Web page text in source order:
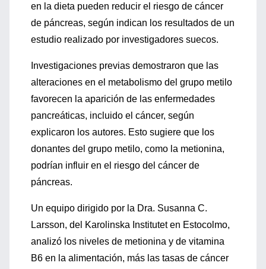
en la dieta pueden reducir el riesgo de cáncer
de páncreas, según indican los resultados de un
estudio realizado por investigadores suecos.
Investigaciones previas demostraron que las
alteraciones en el metabolismo del grupo metilo
favorecen la aparición de las enfermedades
pancreáticas, incluido el cáncer, según
explicaron los autores. Esto sugiere que los
donantes del grupo metilo, como la metionina,
podrían influir en el riesgo del cáncer de
páncreas.
Un equipo dirigido por la Dra. Susanna C.
Larsson, del Karolinska Institutet en Estocolmo,
analizó los niveles de metionina y de vitamina
B6 en la alimentación, más las tasas de cáncer